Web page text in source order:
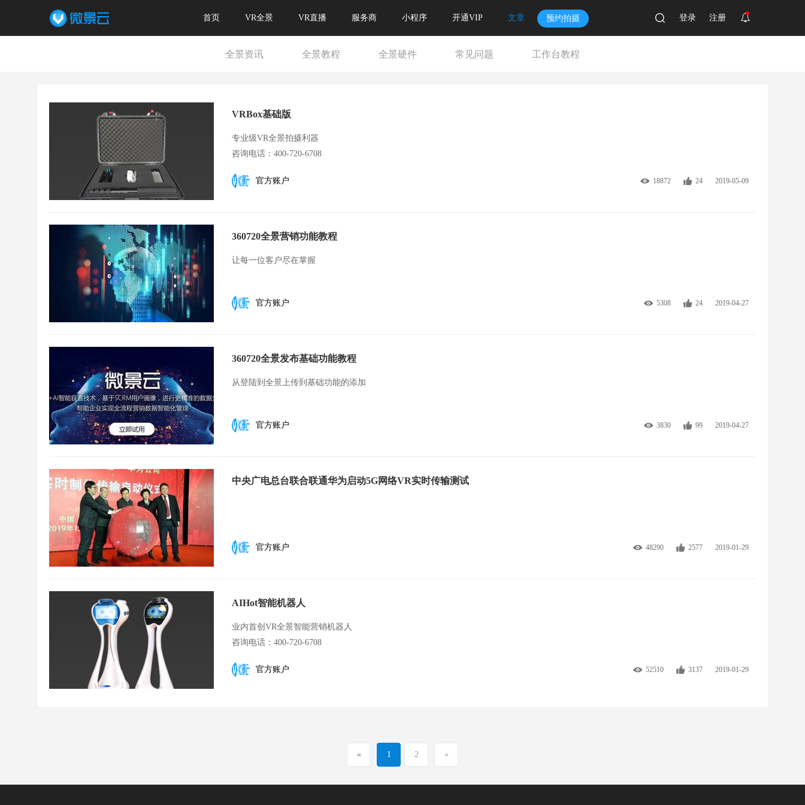
首页 VR全景 VR直播 服务商 小程序 开通VIP 文章 预约拍摄 登录 注册
全景资讯 全景教程 全景硬件 常见问题 工作台教程
VRBox基础版
专业级VR全景拍摄利器
咨询电话：400-720-6708
官方账户 18872 24 2019-05-09
360720全景营销功能教程
让每一位客户尽在掌握
官方账户 5308 24 2019-04-27
360720全景发布基础功能教程
从登陆到全景上传到基础功能的添加
官方账户 3830 99 2019-04-27
中央广电总台联合联通华为启动5G网络VR实时传输测试
官方账户 48290 2577 2019-01-29
AIHot智能机器人
业内首创VR全景智能营销机器人
咨询电话：400-720-6708
官方账户 52510 3137 2019-01-29
« 1 2 »